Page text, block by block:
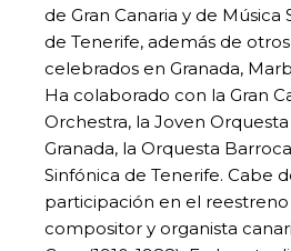
de Gran Canaria y de Música
de Tenerife, además de
celebrados en Granada,
Ha colaborado con la Gran
Orchestra, la Joven
Granada, la Orquesta
Sinfónica de Tenerife. Cabe
participación en el reestreno
compositor y organista